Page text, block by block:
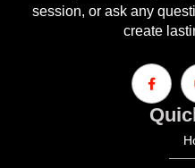
session, or ask any
create